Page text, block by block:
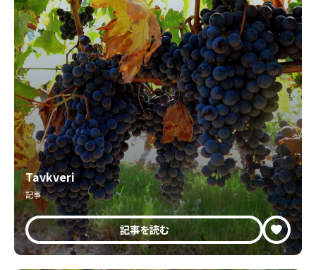
Tavkveri
記事
記事を読む